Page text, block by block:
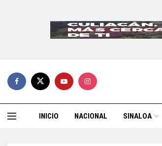
INICIO NACIONAL SINALOA